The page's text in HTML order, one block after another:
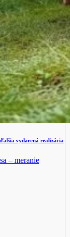
vydarená realizácia